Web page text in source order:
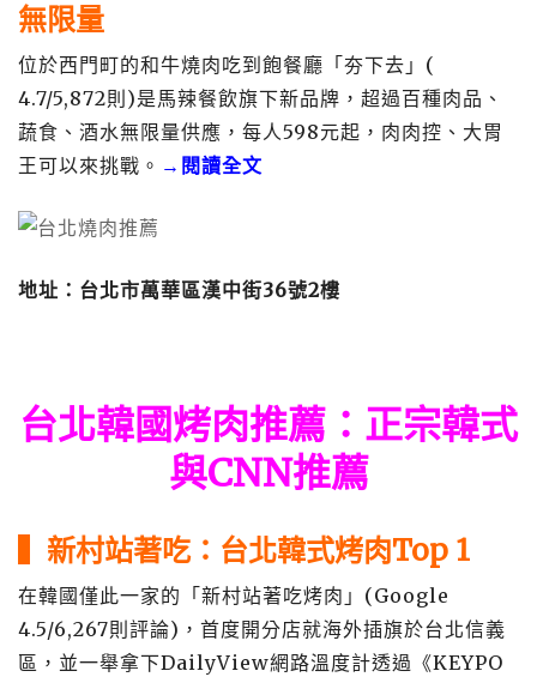
無限量
位於西門町的和牛燒肉吃到飽餐廳「夯下去」(
4.7/5,872則)是馬辣餐飲旗下新品牌，超過百種肉品、
蔬食、酒水無限量供應，每人598元起，肉肉控、大胃
王可以來挑戰。 →閱讀全文
地址：台北市萬華區漢中街36號2樓
台北韓國烤肉推薦 ：正宗韓式
與CNN推薦
新村站著吃：台北韓式烤肉Top 1
在韓國僅此一家的「新村站著吃烤肉」(Google
4.5/6,267則評論)，首度開分店就海外插旗於台北信義
區，並一舉拿下DailyView網路溫度計透過《KEYPO